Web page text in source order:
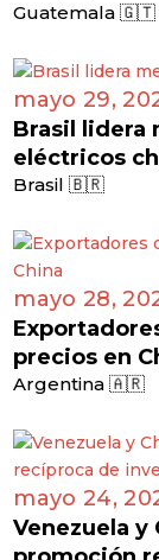
Guatemala 🇬🇹
mayo 29,
Brasil lidera
eléctricos
Brasil 🇧🇷
mayo 28,
precios en
Argentina 🇦🇷
mayo 24,
Venezuela y